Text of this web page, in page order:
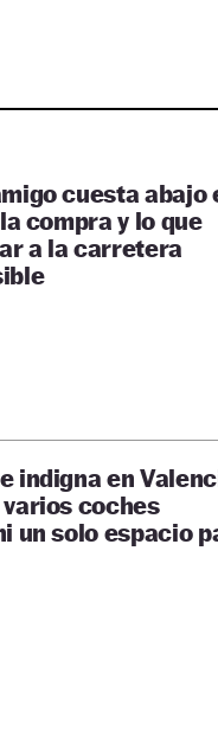
cuesta abajo
compra y lo que
a la carretera
indigna en
coches
un solo espacio